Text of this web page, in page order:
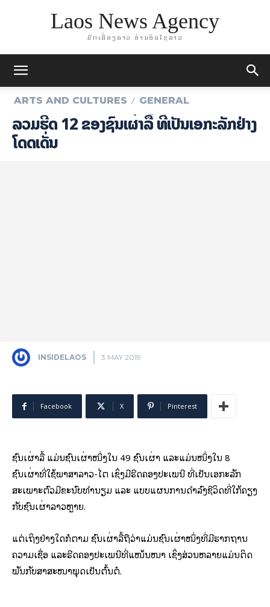
Laos News Agency
ມັກເລື່ອງລາວ ອ່ານອິນໄຊລາວ
ARTS AND CULTURES GENERAL
ລວມຮີດ 12 ຂອງຊົນເຜົ່າລື້ ທີ່ເປັນເອກະລັກຢ່າງ
ໂດດເດັ່ນ
INSIDELAOS 3 MAY 2019
Facebook X Pinterest
ຊົນເຜົ່າລື້ ແມ່ນຊົນເຜົ່າໜຶ່ງໃນ 49 ຊົນເຜົ່າ ແລະແມ່ນໜຶ່ງໃນ 8
ຊົນເຜົ່າທີ່ໃຊ້ພາສາລາວ-ໄຕ ເຊິ່ງມີຮີດຄອງປະເພນີ ທີ່ເປັນເອກະລັກ
ສະເພາະຕົວມີຂະນົບທໍານຽມ ແລະ ແບບແຜນການດໍາລົງຊີວິດທີ່ໃກ້ຄຽງ
ກັບຊົນເຜົ່າລາວຫຼາຍ.
ແຕ່ເຖິງຢ່າງໃດກໍຕາມ ຊົນເຜົ່າລື້ຖືວ່າແມ່ນຊົນເຜົ່າໜຶ່ງທີ່ມີຮາກຖານ
ຄວາມເຊື່ອ ແລະຮີດຄອງປະເພນີທີ່ແໜ້ນໜາ ເຊິ່ງສ່ວນຫລາຍແມ່ນຕິດ
ພັນກັບສາສະໜາພຸດເປັນຕົ້ນຕໍ.